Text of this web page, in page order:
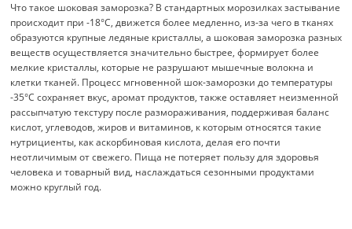
Что такое шоковая заморозка? В стандартных морозилках застывание
происходит при -18°C, движется более медленно, из-за чего в тканях
образуются крупные ледяные кристаллы, а шоковая заморозка разных
веществ осуществляется значительно быстрее, формирует более
мелкие кристаллы, которые не разрушают мышечные волокна и
клетки тканей. Процесс мгновенной шок-заморозки до температуры
-35°C сохраняет вкус, аромат продуктов, также оставляет неизменной
рассыпчатую текстуру после размораживания, поддерживая баланс
кислот, углеводов, жиров и витаминов, к которым относятся такие
нутрициенты, как аскорбиновая кислота, делая его почти
неотличимым от свежего. Пища не потеряет пользу для здоровья
человека и товарный вид, наслаждаться сезонными продуктами
можно круглый год.